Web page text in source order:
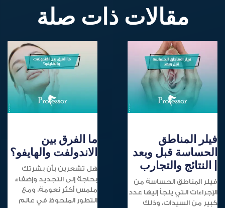
مقالات ذات صلة
فيلر المناطق
الحساسة قبل وبعد
| النتائج والتجارب
فيلر المناطق الحساسة من
الإجراءات التي يلجأ إليها عدد
كبير من السيدات، وذلك
ما الفرق بين
الاندولفت والهايفو؟
هل تشعرين بأن بشرتك
بحاجة إلى التجديد وإضفاء
ملمس أكثر نعومة، ومع
التطور الملحوظ في عالم